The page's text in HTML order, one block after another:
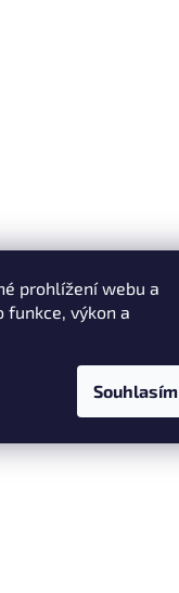
prohlížení webu a
funkce, výkon a
Souhlasím